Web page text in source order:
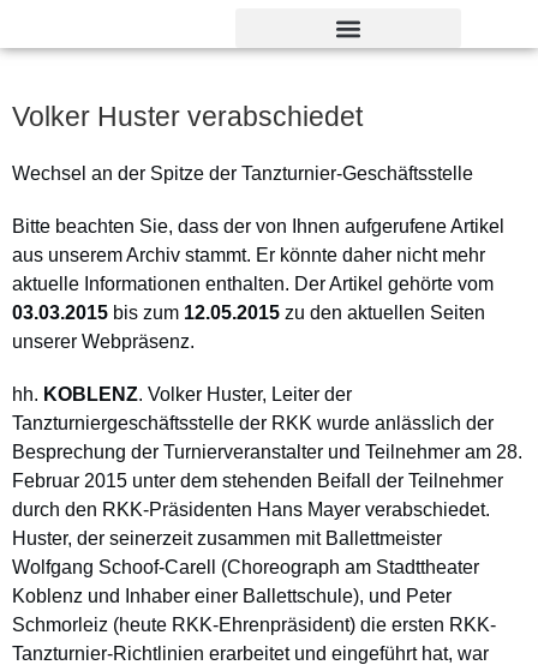
Volker Huster verabschiedet
Wechsel an der Spitze der Tanzturnier-Geschäftsstelle
Bitte beachten Sie, dass der von Ihnen aufgerufene Artikel
aus unserem Archiv stammt. Er könnte daher nicht mehr
aktuelle Informationen enthalten. Der Artikel gehörte vom
03.03.2015 bis zum 12.05.2015 zu den aktuellen Seiten
unserer Webpräsenz.
hh. KOBLENZ. Volker Huster, Leiter der
Tanzturniergeschäftsstelle der RKK wurde anlässlich der
Besprechung der Turnierveranstalter und Teilnehmer am 28.
Februar 2015 unter dem stehenden Beifall der Teilnehmer
durch den RKK-Präsidenten Hans Mayer verabschiedet.
Huster, der seinerzeit zusammen mit Ballettmeister
Wolfgang Schoof-Carell (Choreograph am Stadttheater
Koblenz und Inhaber einer Ballettschule), und Peter
Schmorleiz (heute RKK-Ehrenpräsident) die ersten RKK-
Tanzturnier-Richtlinien erarbeitet und eingeführt hat, war